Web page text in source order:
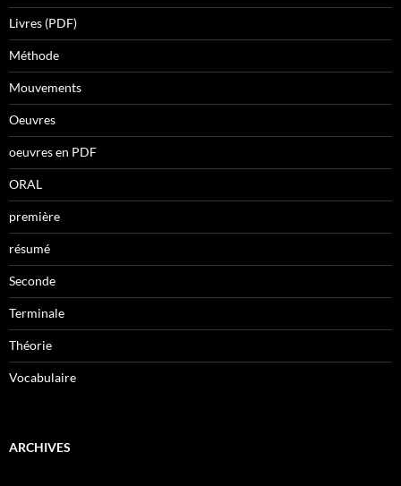
Livres (PDF)
Méthode
Mouvements
Oeuvres
oeuvres en PDF
ORAL
première
résumé
Seconde
Terminale
Théorie
Vocabulaire
ARCHIVES